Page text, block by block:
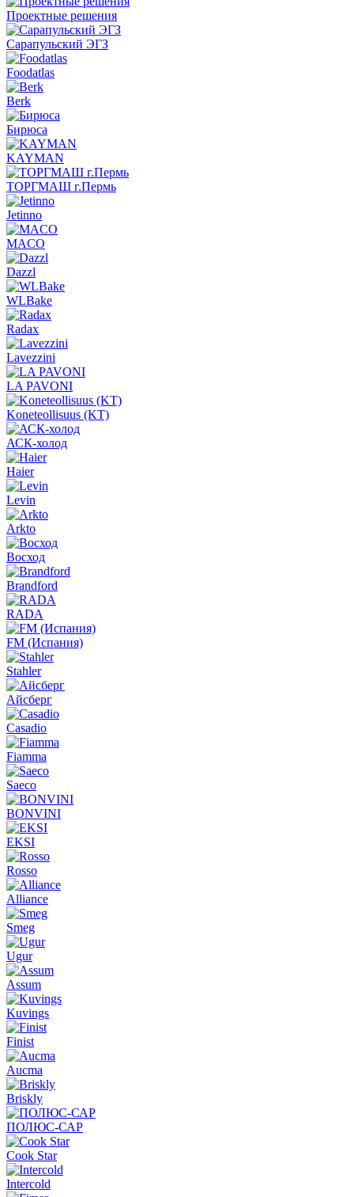
Проектные решения
Сарапульский ЭГЗ
Foodatlas
Berk
Бирюса
KAYMAN
ТОРГМАШ г.Пермь
Jetinno
MACO
Dazzl
WLBake
Radax
Lavezzini
LA PAVONI
Koneteollisuus (KT)
АСК-холод
Haier
Levin
Arkto
Восход
Brandford
RADA
FM (Испания)
Stahler
Айсберг
Casadio
Fiamma
Saeco
BONVINI
EKSI
Rosso
Alliance
Smeg
Ugur
Assum
Kuvings
Finist
Aucma
Briskly
ПОЛЮС-САР
Cook Star
Intercold